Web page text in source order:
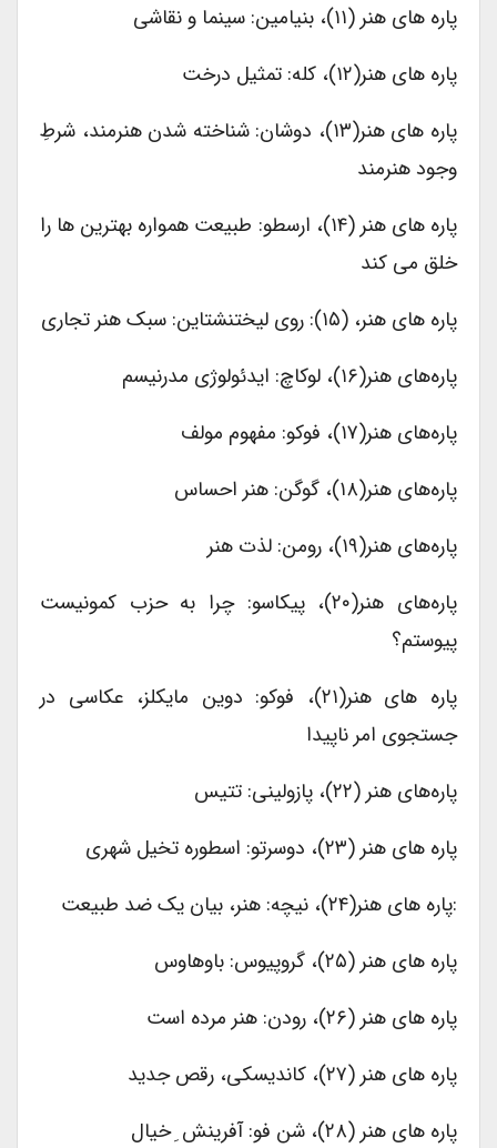
پاره های هنر (۱۱)، بنیامین: سینما و نقاشی
پاره های هنر(۱۲)، کله: تمثیل درخت
پاره های هنر(۱۳)، دوشان: شناخته شدن هنرمند، شرطِ
وجود هنرمند
پاره های هنر (۱۴)، ارسطو: طبیعت همواره بهترین ها را
خلق می کند
پاره های هنر، (۱۵): روی لیختنشتاین: سبک هنر تجاری
پاره‌های هنر(۱۶)، لوکاچ: ایدئولوژی مدرنیسم
پاره‌های هنر(۱۷)، فوکو: مفهوم مولف
پاره‌های هنر(۱۸)، گوگن: هنر احساس
پاره‌های هنر(۱۹)، رومن: لذت هنر
پاره‌های هنر(۲۰)، پیکاسو: چرا به حزب کمونیست
پیوستم؟
پاره های هنر(۲۱)، فوکو: دوین مایکلز، عکاسی در
جستجوی امر ناپیدا
پاره‌های هنر (۲۲)، پازولینی: تتیس
پاره های هنر (۲۳)، دوسرتو: اسطوره تخیل شهری
:پاره های هنر(۲۴)، نیچه: هنر، بیان یک ضد طبیعت
پاره های هنر (۲۵)، گروپیوس: باوهاوس
پاره های هنر (۲۶)، رودن: هنر مرده است
پاره های هنر (۲۷)، کاندیسکی، رقص جدید
پاره های هنر (۲۸)، شن فو: آفرینش ِ خیال